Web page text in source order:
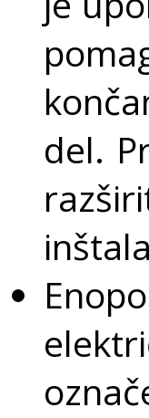
del.